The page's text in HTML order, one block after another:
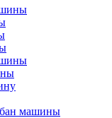
машины